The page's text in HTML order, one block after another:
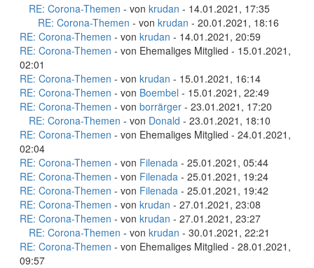
RE: Corona-Themen - von krudan - 14.01.2021, 17:35
RE: Corona-Themen - von krudan - 20.01.2021, 18:16
RE: Corona-Themen - von krudan - 14.01.2021, 20:59
RE: Corona-Themen - von Ehemaliges Mitglied - 15.01.2021,
02:01
RE: Corona-Themen - von krudan - 15.01.2021, 16:14
RE: Corona-Themen - von Boembel - 15.01.2021, 22:49
RE: Corona-Themen - von borrärger - 23.01.2021, 17:20
RE: Corona-Themen - von Donald - 23.01.2021, 18:10
RE: Corona-Themen - von Ehemaliges Mitglied - 24.01.2021,
02:04
RE: Corona-Themen - von Filenada - 25.01.2021, 05:44
RE: Corona-Themen - von Filenada - 25.01.2021, 19:24
RE: Corona-Themen - von Filenada - 25.01.2021, 19:42
RE: Corona-Themen - von krudan - 27.01.2021, 23:08
RE: Corona-Themen - von krudan - 27.01.2021, 23:27
RE: Corona-Themen - von krudan - 30.01.2021, 22:21
RE: Corona-Themen - von Ehemaliges Mitglied - 28.01.2021,
09:57